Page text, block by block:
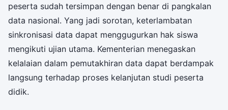
peserta sudah tersimpan dengan benar di pangkalan
data nasional. Yang jadi sorotan, keterlambatan
sinkronisasi data dapat menggugurkan hak siswa
mengikuti ujian utama. Kementerian menegaskan
kelalaian dalam pemutakhiran data dapat berdampak
langsung terhadap proses kelanjutan studi peserta
didik.